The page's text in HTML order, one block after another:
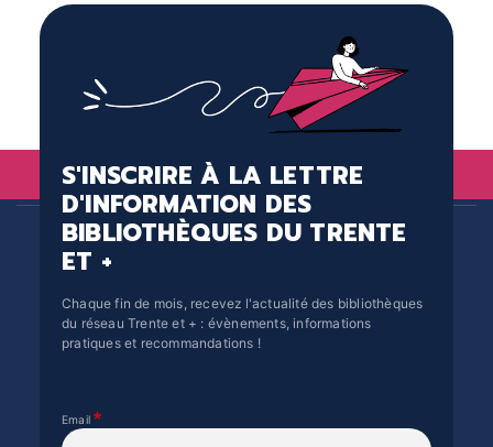
S'INSCRIRE À LA LETTRE
D'INFORMATION DES
BIBLIOTHÈQUES DU TRENTE
ET +
Chaque fin de mois, recevez l'actualité des bibliothèques
du réseau Trente et + : évènements, informations
pratiques et recommandations !
Email